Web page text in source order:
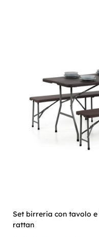
Set birreria con tavolo
rattan